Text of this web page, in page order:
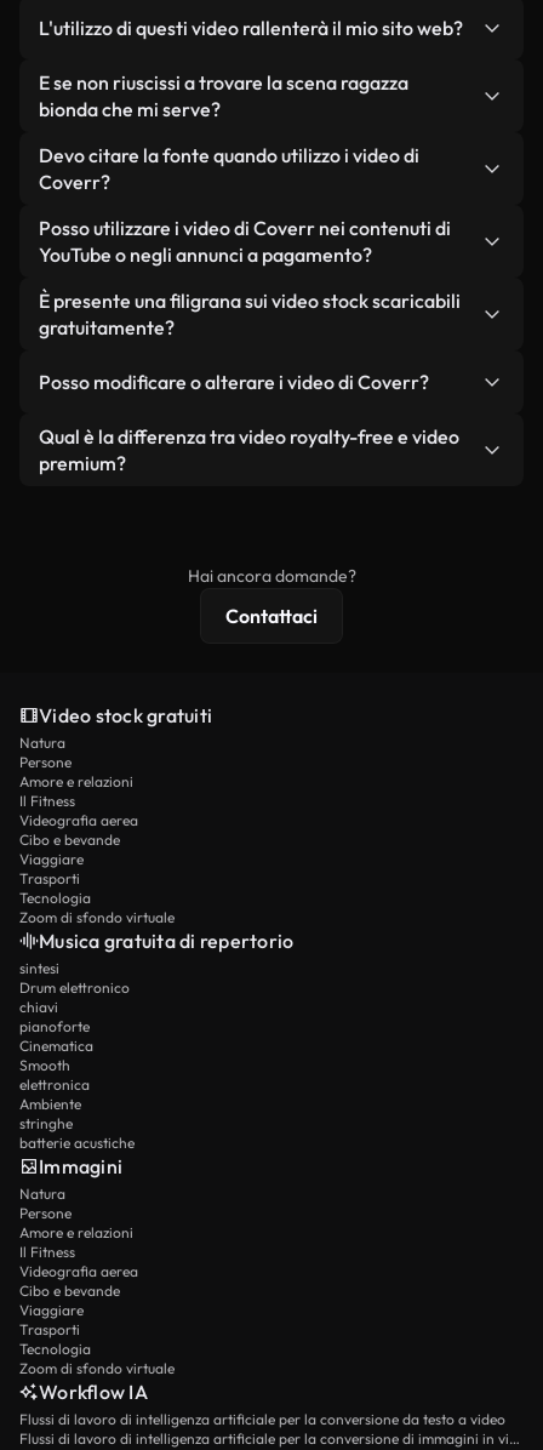
da filmati reali, girati da persone, relativi a
ragazza bionda, e da video generati
dall'intelligenza artificiale. Ogni video è
stai utilizzando.
L'utilizzo di questi video rallenterà il mio sito web?
Non se scegli le nostre versioni ottimizzate.
Offriamo formati leggeri e pronti per il web,
mantengono alta la qualità, riducono al minimo i
tempi di caricamento e migliorano parametri
come LCP.
E se non riuscissi a trovare la scena ragazza
bionda che mi serve?
Puoi crearne uno all'istante utilizzando Coverr AI
Studio. Ti basta descrivere la scena, ad esempio
in pochi secondi un video personalizzato in
conformità con i nostri standard di licenza.
Devo citare la fonte quando utilizzo i video di
Coverr?
Non è richiesto alcun riconoscimento dell'autore.
Tutti i video presenti nella nostra libreria sono
senza citare il creatore, sebbene sia sempre
gradito.
Posso utilizzare i video di Coverr nei contenuti di
YouTube o negli annunci a pagamento?
Sì. Tutti i filmati di Coverr possono essere utilizzati
in video monetizzati su YouTube, promozioni sui
condizione che non si rivendano o ridistribuiscano
È presente una filigrana sui video stock scaricabili
gratuitamente?
reali o generati dall'intelligenza artificiale, include
filigrane. Avrai a disposizione filmati puliti e pronti
all'uso.
Posso modificare o alterare i video di Coverr?
Sì. Siete liberi di tagliare, ritagliare o remixare i
nostri video. Assicuratevi solo che il prodotto
Qual è la differenza tra video royalty-free e video
premium?
Hai ancora domande?
Contattaci
Video stock gratuiti
Natura
Persone
Amore e relazioni
Il Fitness
Videografia aerea
Cibo e bevande
Viaggiare
Trasporti
Tecnologia
Zoom di sfondo virtuale
Musica gratuita di repertorio
sintesi
Drum elettronico
chiavi
pianoforte
Cinematica
Smooth
elettronica
Ambiente
stringhe
batterie acustiche
Immagini
Natura
Persone
Amore e relazioni
Il Fitness
Videografia aerea
Cibo e bevande
Viaggiare
Trasporti
Tecnologia
Zoom di sfondo virtuale
Workflow IA
Flussi di lavoro di intelligenza artificiale per la conversione da testo a video
Flussi di lavoro di intelligenza artificiale per la conversione di immagini in video